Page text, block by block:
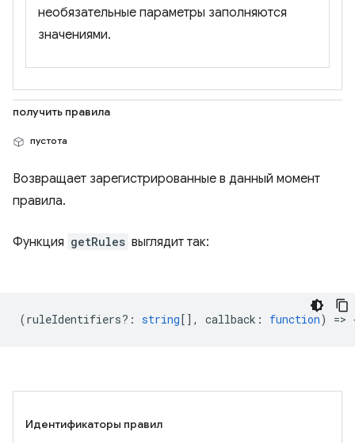
необязательные параметры заполняются
значениями.
получить правила
пустота
Возвращает зарегистрированные в данный момент
правила.
Функция getRules выглядит так:
(ruleIdentifiers? : string [], callback : function)
Идентификаторы правил